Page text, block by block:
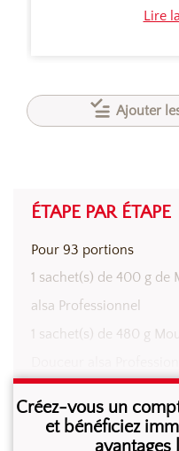
Lire
Ajouter
ÉTAPE PAR ÉTAPE
Pour 93 portions
1 sachet(s) de 400 g de
alsa Professionnel
1 sachet(s) de 480 g
400 g Speculoos
Créez-vous un
et bénéficiez
avantages